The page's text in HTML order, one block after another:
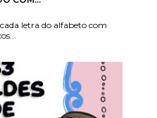
letra do alfabeto com